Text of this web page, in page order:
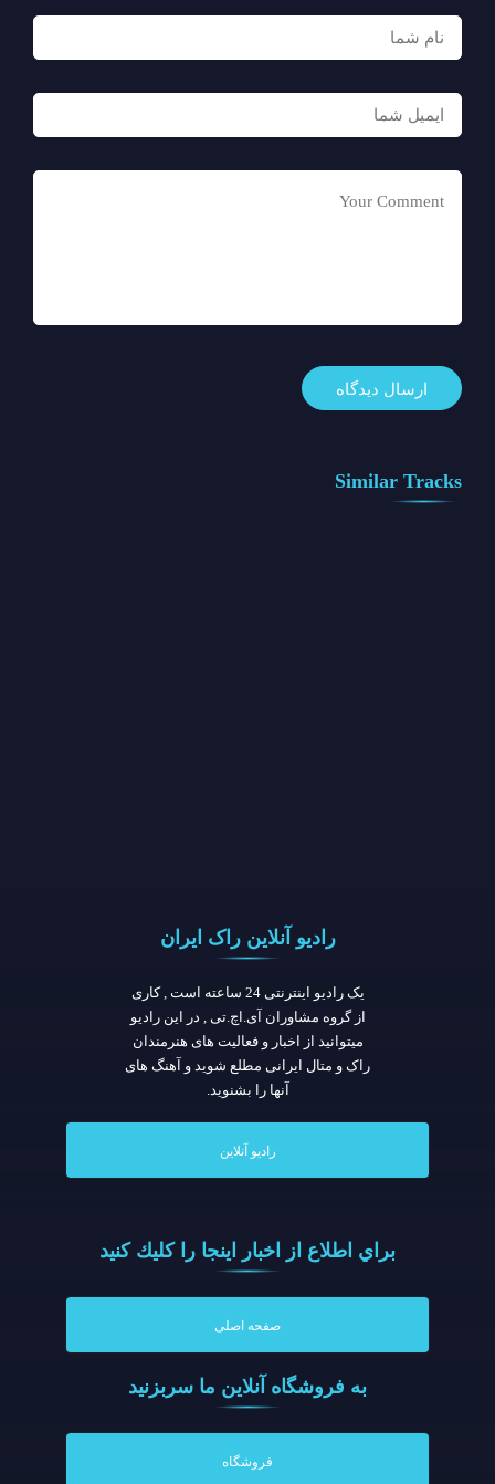
Similar Tracks
رادیو آنلاین راک ایران
یک رادیو اینترنتی 24 ساعته است , کاری
از گروه مشاوران آی.اچ.تی , در این رادیو
میتوانید از اخبار و فعالیت های هنرمندان
راک و متال ایرانی مطلع شوید و آهنگ های
آنها را بشنوید.
رادیو آنلاین
براي اطلاع از اخبار اينجا را كليك كنيد
صفحه اصلی
به فروشگاه آنلاين ما سربزنيد
فروشگاه